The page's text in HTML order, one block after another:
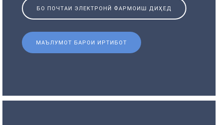
БО ПОЧТАИ ЭЛЕКТРОНӢ ФАРМОИШ ДИҲЕД
МАЪЛУМОТ БАРОИ ИРТИБОТ